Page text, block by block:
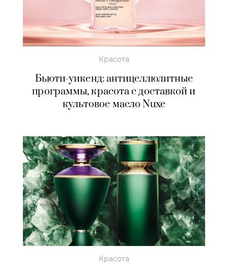
Красота
Бьюти-уикенд: антицеллюлитные
программы, красота с доставкой и
культовое масло Nuxe
Красота